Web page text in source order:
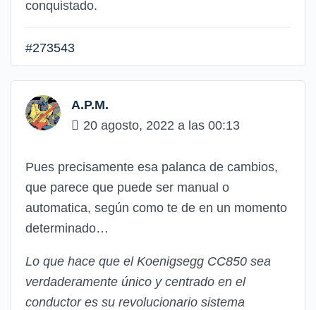
conquistado.
#273543
A.P.M.
20 agosto, 2022 a las 00:13
Pues precisamente esa palanca de cambios,
que parece que puede ser manual o
automatica, según como te de en un momento
determinado…
Lo que hace que el Koenigsegg CC850 sea
verdaderamente único y centrado en el
conductor es su revolucionario sistema